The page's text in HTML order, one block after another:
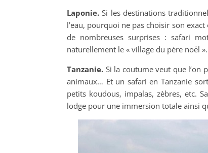
Laponie.Si les destinations
l’eau, pourquoi ne pas choisir son
de nombreuses surprises : safari
naturellement le « village du père noël
Tanzanie. Si la coutume veut que l’on
animaux… Et un safari en Tanzanie
petits koudous, impalas, zèbres, etc.
lodge pour une immersion totale ainsi